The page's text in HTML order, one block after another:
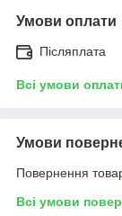
Умови оплати
Післяплата
Всі умови
Умови
Повернення
Всі умови